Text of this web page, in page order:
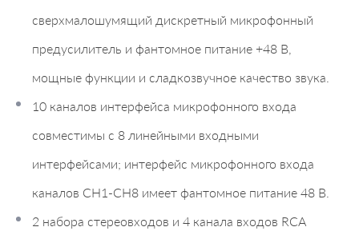
сверхмалошумящий дискретный микрофонный
предусилитель и фантомное питание +48 В,
мощные функции и сладкозвучное качество звука.
10 каналов интерфейса микрофонного входа
совместимы с 8 линейными входными
интерфейсами; интерфейс микрофонного входа
каналов CH1-CH8 имеет фантомное питание 48 В.
2 набора стереовходов и 4 канала входов RCA